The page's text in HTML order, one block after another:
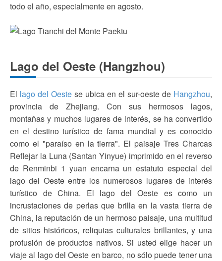
todo el año, especialmente en agosto.
Lago del Oeste (Hangzhou)
El lago del Oeste se ubica en el sur-oeste de Hangzhou,
provincia de Zhejiang. Con sus hermosos lagos,
montañas y muchos lugares de interés, se ha convertido
en el destino turístico de fama mundial y es conocido
como el "paraíso en la tierra". El paisaje Tres Charcas
Reflejar la Luna (Santan Yinyue) imprimido en el reverso
de Renminbi 1 yuan encarna un estatuto especial del
lago del Oeste entre los numerosos lugares de interés
turístico de China. El lago del Oeste es como un
incrustaciones de perlas que brilla en la vasta tierra de
China, la reputación de un hermoso paisaje, una multitud
de sitios históricos, reliquias culturales brillantes, y una
profusión de productos nativos. Si usted elige hacer un
viaje al lago del Oeste en barco, no sólo puede tener una